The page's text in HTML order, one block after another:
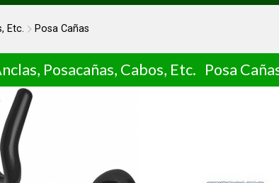
Etc. Posa Cañas
Posacañas, Cabos, Etc. Posa